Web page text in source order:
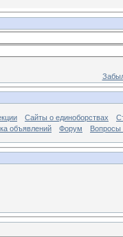
Сайты о единоборствах
объявлений
Форум Вопросы